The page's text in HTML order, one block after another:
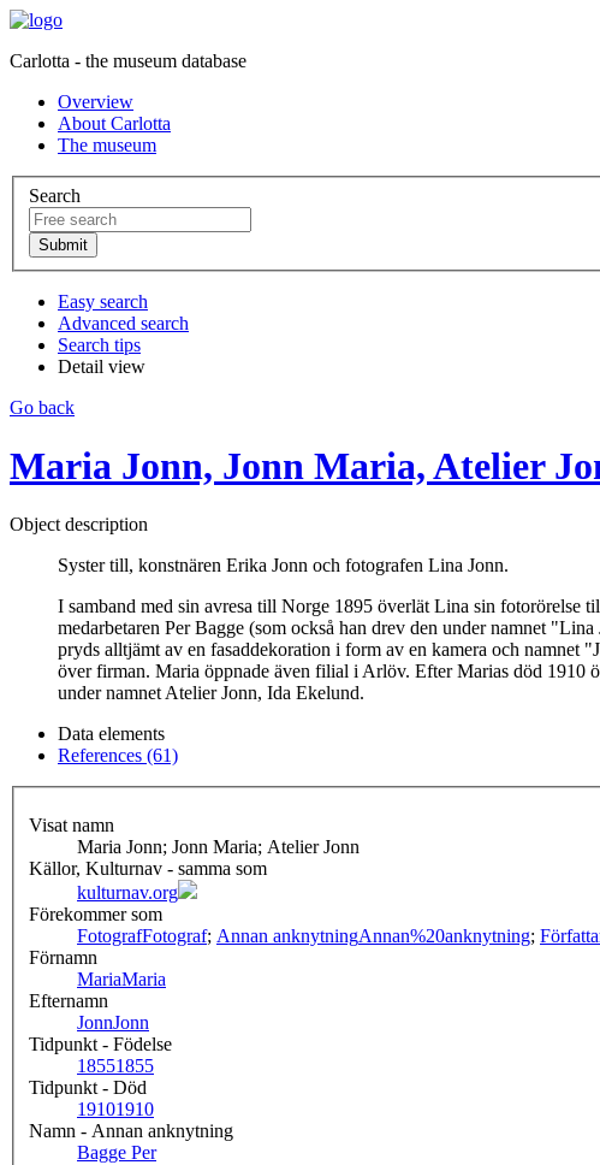
Carlotta - the museum database
Overview
About Carlotta
The museum
Search
Easy search
Advanced search
Search tips
Detail view
Go back
Maria Jonn, Jonn Maria, Atelier
Object description
Syster till, konstnären Erika Jonn och fotografen Lina Jonn.
I samband med sin avresa till Norge 1895 överlät Lina sin fotorörelse
medarbetaren Per Bagge (som också han drev den under namnet
pryds alltjämt av en fasaddekoration i form av en kamera och
över firman. Maria öppnade även filial i Arlöv. Efter Marias död 1910
under namnet Atelier Jonn, Ida Ekelund.
Data elements
References (61)
Visat namn
Maria Jonn; Jonn Maria; Atelier Jonn
Källor, Kulturnav - samma som
kulturnav.org
Förekommer som
FotografFotograf; Annan anknytningAnnan%20anknytning;
Förnamn
MariaMaria
Efternamn
JonnJonn
Tidpunkt - Födelse
18551855
Tidpunkt - Död
19101910
Namn - Annan anknytning
Bagge Per